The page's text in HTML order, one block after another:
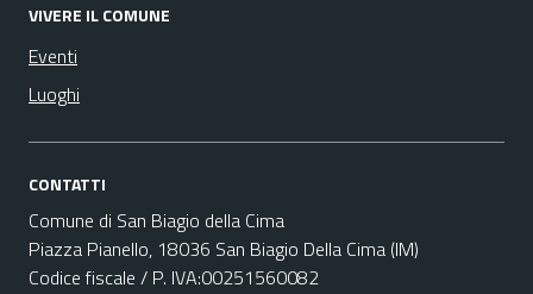
VIVERE IL COMUNE
Eventi
Luoghi
CONTATTI
Comune di San Biagio della Cima
Piazza Pianello, 18036 San Biagio Della Cima (IM)
Codice fiscale / P. IVA:00251560082